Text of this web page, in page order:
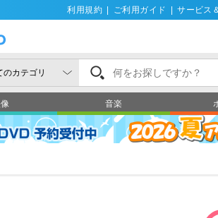
利用規約 ご利用ガイド サービス
音楽